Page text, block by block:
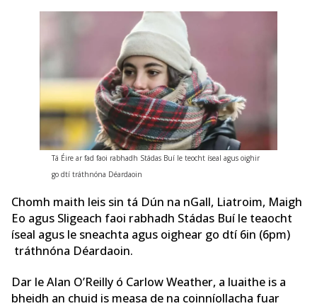
Tá Éire ar fad faoi rabhadh Stádas Buí le teocht íseal agus oighir
go dtí tráthnóna Déardaoin
Chomh maith leis sin tá Dún na nGall, Liatroim, Maigh
Eo agus Sligeach faoi rabhadh Stádas Buí le teaocht
íseal agus le sneachta agus oighear go dtí 6in (6pm)
tráthnóna Déardaoin.
Dar le Alan O’Reilly ó Carlow Weather, a luaithe is a
bheidh an chuid is measa de na coinníollacha fuar